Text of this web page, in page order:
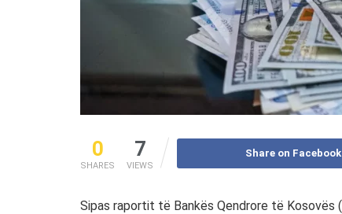
0
SHARES
7
VIEWS
Share on Facebook
Sipas raportit të Bankës Qendrore të Kosovës